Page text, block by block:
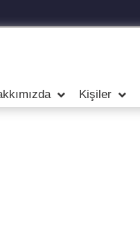
Kişiler